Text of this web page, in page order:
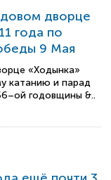
дворце
года по
9 Мая
«Ходынка»
катанию и парад
годовщины &..